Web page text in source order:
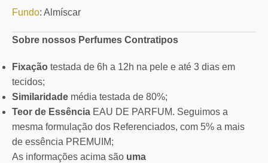
Fundo: Almíscar
Sobre nossos Perfumes Contratipos
Fixação testada de 6h a 12h na pele e até 3 dias em
tecidos;
Similaridade média testada de 80%;
Teor de Essência EAU DE PARFUM. Seguimos a
mesma formulação dos Referenciados, com 5% a mais
de essência PREMUIM;
As informações acima são uma